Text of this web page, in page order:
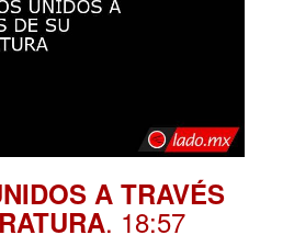
A TRAVÉS
. 18:57